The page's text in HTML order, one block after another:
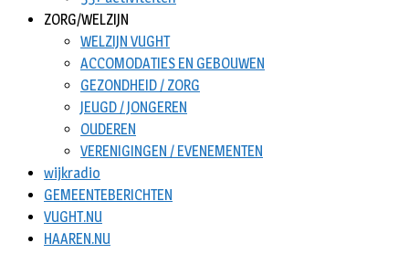
ZORG/WELZIJN
WELZIJN VUGHT
ACCOMODATIES EN GEBOUWEN
GEZONDHEID / ZORG
JEUGD / JONGEREN
OUDEREN
VERENIGINGEN / EVENEMENTEN
wijkradio
GEMEENTEBERICHTEN
VUGHT.NU
HAAREN.NU